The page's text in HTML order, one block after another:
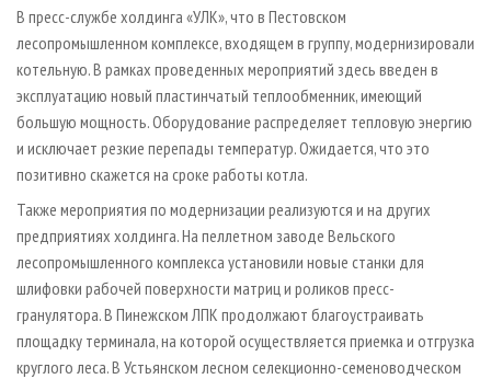
СУШКА ДРЕВЕСИНЫ
ПРОИЗВОДСТВО ДРЕВЕСНЫХ ПЛИТ
ДЕРЕВЯННОЕ ДОМОСТРОЕНИЕ
ПРОИЗВОДСТВО МЕБЕЛИ
БИОЭНЕРГЕТИКА
ИНСТРУМЕНТ И МАТЕРИАЛЫ
ПЕРСОНЫ
МОБИЛЬНЫЕ ВЫСТАВКИ
ОФИЦИАЛЬНЫЕ ДЕЛЕГАЦИИ
ПРИОРИТЕТНЫЕ ИНВЕСТПРОЕКТЫ
RUSSIAN FORESTRY REVIEW
БИБЛИОТЕКА СПЕЦИАЛИСТА
КОНТАКТЫ
РЕКЛАМА
РЕКЛАМА НА САЙТЕ
В пресс-службе холдинга «УЛК», что в Пестовском
лесопромышленном комплексе, входящем в группу, модернизировали
котельную. В рамках проведенных мероприятий здесь введен в
эксплуатацию новый пластинчатый теплообменник, имеющий
большую мощность. Оборудование распределяет тепловую энергию
и исключает резкие перепады температур. Ожидается, что это
позитивно скажется на сроке работы котла.
Также мероприятия по модернизации реализуются и на других
предприятиях холдинга. На пеллетном заводе Вельского
лесопромышленного комплекса установили новые станки для
шлифовки рабочей поверхности матриц и роликов пресс-
гранулятора. В Пинежском ЛПК продолжают благоустраивать
площадку терминала, на которой осуществляется приемка и отгрузка
круглого леса. В Устьянском лесном селекционно-семеноводческом